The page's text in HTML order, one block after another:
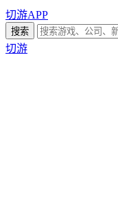
切游APP
切游